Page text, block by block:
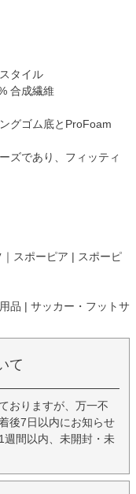
タイル
合成繊維
グゴム底とProFoam
ズであり、フィッティ
｜スポーピア | スポーピ
品 | サッカー・フットサ
て
おりますが、万一不
後7日以内にお知らせ
週間以内、未開封・未